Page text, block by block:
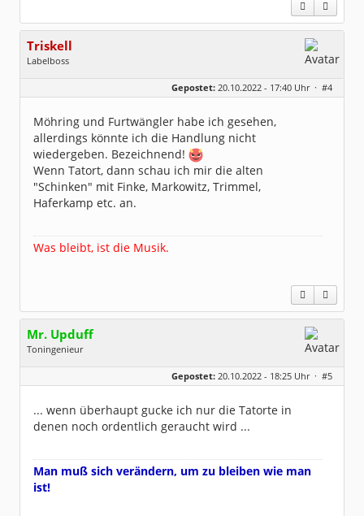
Triskell
Labelboss
Alter:
68
Dabei seit:
04 / 2006
Gepostet: 20.10.2022 - 17:40 Uhr · #4
Möhring und Furtwängler habe ich gesehen,
allerdings könnte ich die Handlung nicht
wiedergeben. Bezeichnend!
Wenn Tatort, dann schau ich mir die alten
"Schinken" mit Finke, Markowitz, Trimmel,
Haferkamp etc. an.
Was bleibt, ist die Musik.
Mr. Upduff
Toningenieur
Geschlecht:
keine Angabe
Basemountainhome
Alter:
65
Dabei seit:
02 / 2007
Gepostet: 20.10.2022 - 18:25 Uhr · #5
... wenn überhaupt gucke ich nur die Tatorte in
denen noch ordentlich geraucht wird ...
Man muß sich verändern, um zu bleiben wie man
ist!